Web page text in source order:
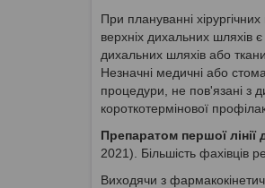
При плануванні
верхніх дихальних шляхів
дихальних шляхів або
Незначні медичні або
процедури, не пов'язані з
короткотермінової
Препаратом першої лінії
2021). Більшість фахівців
Виходячи з